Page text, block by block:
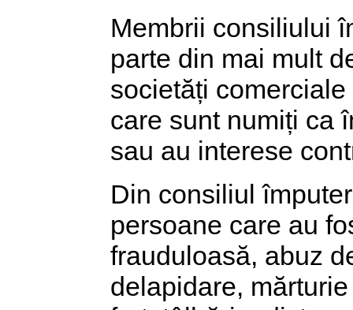
Membrii consiliului
parte din mai mult
societăți
care sunt numiți ca
sau au interese
Din consiliul
persoane care au
frauduloasă, abuz
delapidare,